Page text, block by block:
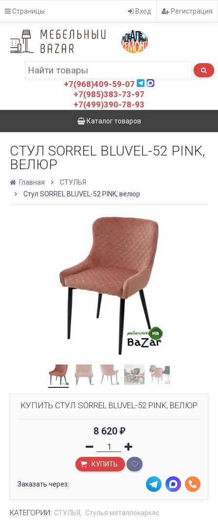
Страницы Вход Регистрация
+7(968)409-59-07
+7(985)383-73-97
+7(499)390-78-93
Каталог товаров
СТУЛ SORREL BLUVEL-52 PINK,
ВЕЛЮР
Главная
СТУЛЬЯ
Стул SORREL BLUVEL-52 PINK, велюр
КУПИТЬ СТУЛ SORREL BLUVEL-52 PINK, ВЕЛЮР
8 620 ₽
КУПИТЬ
Заказать через:
КАТЕГОРИИ: СТУЛЬЯ Стулья металлокаркас